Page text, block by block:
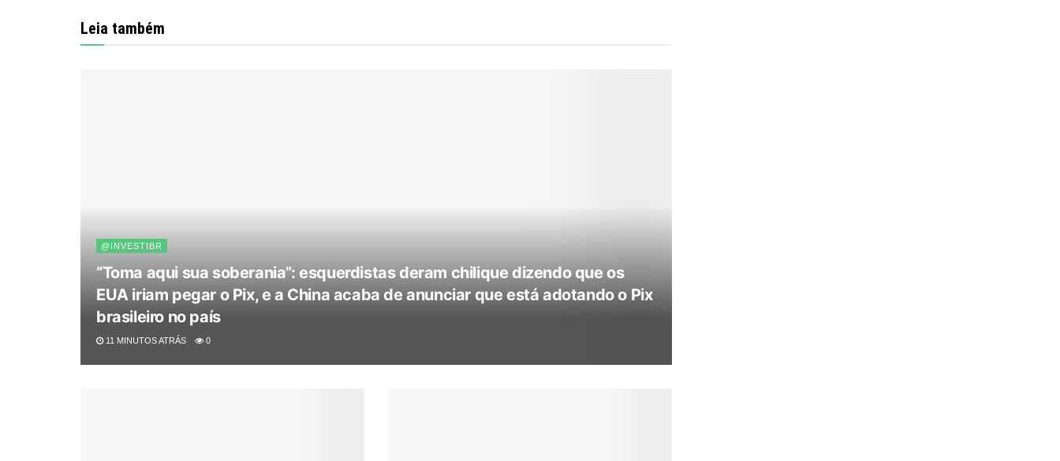
Leia também
@INVESTIBR
“Toma aqui sua soberania”: esquerdistas deram chilique dizendo que os
EUA iriam pegar o Pix, e a China acaba de anunciar que está adotando o Pix
brasileiro no país
11 MINUTOS ATRÁS 0